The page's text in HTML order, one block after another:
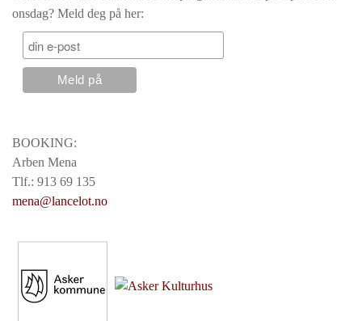
onsdag? Meld deg på her:
BOOKING:
Arben Mena
Tlf.: 913 69 135
mena@lancelot.no